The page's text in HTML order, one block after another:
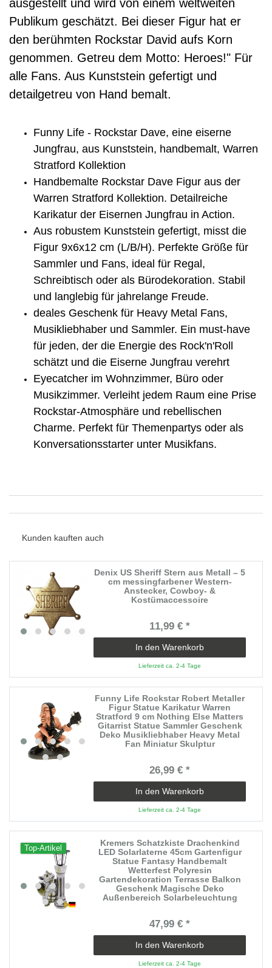
ausgestellt und wird von einem weltweiten
Publikum geschätzt. Bei dieser Figur hat er
den berühmten Rockstar David aufs Korn
genommen. Getreu dem Motto: Heroes!" Für
alle Fans. Aus Kunststein gefertigt und
detailgetreu von Hand bemalt.
Funny Life - Rockstar Dave, eine eiserne
Jungfrau, aus Kunststein, handbemalt, Warren
Stratford Kollektion
Handbemalte Rockstar Dave Figur aus der
Warren Stratford Kollektion. Detailreiche
Karikatur der Eisernen Jungfrau in Action.
Aus robustem Kunststein gefertigt, misst die
Figur 9x6x12 cm (L/B/H). Perfekte Größe für
Sammler und Fans, ideal für Regal,
Schreibtisch oder als Bürodekoration. Stabil
und langlebig für jahrelange Freude.
deales Geschenk für Heavy Metal Fans,
Musikliebhaber und Sammler. Ein must-have
für jeden, der die Energie des Rock'n'Roll
schätzt und die Eiserne Jungfrau verehrt
Eyecatcher im Wohnzimmer, Büro oder
Musikzimmer. Verleiht jedem Raum eine Prise
Rockstar-Atmosphäre und rebellischen
Charme. Perfekt für Themenpartys oder als
Konversationsstarter unter Musikfans.
Kunden kauften auch
Denix US Sheriff Stern aus Metall – 5
cm messingfarbener Western-
Anstecker, Cowboy- &
Kostümaccessoire
11,99 € *
In den Warenkorb
Lieferzeit ca. 2-4 Tage
Funny Life Rockstar Robert Metaller
Figur Statue Karikatur Warren
Stratford 9 cm Nothing Else Matters
Gitarrist Statue Sammler Geschenk
Deko Musikliebhaber Heavy Metal
Fan Miniatur Skulptur
26,99 € *
In den Warenkorb
Lieferzeit ca. 2-4 Tage
Top-Artikel
Kremers Schatzkiste Drachenkind
LED Solarlaterne 45cm Gartenfigur
Statue Fantasy Handbemalt
Wetterfest Polyresin
Gartendekoration Terrasse Balkon
Geschenk Magische Deko
Außenbereich Solarbeleuchtung
47,99 € *
In den Warenkorb
Lieferzeit ca. 2-4 Tage